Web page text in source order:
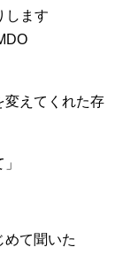
します
えてくれた存
めて聞いた